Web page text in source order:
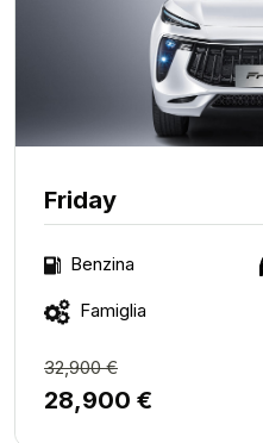
Friday
Benzina
Famiglia
32,900 €
28,900 €